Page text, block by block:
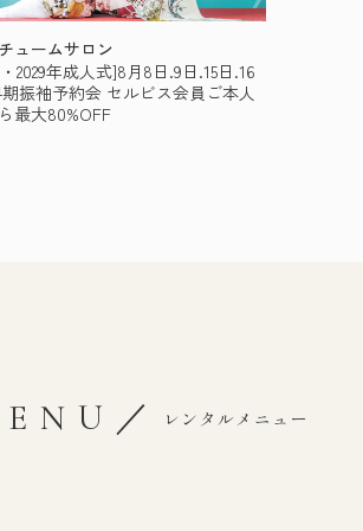
ュームサロン
2029年成人式]8月8日.9日.15日.16
期振袖予約会 セルビス会員ご本人
最大80%OFF
／ レンタルメニュー